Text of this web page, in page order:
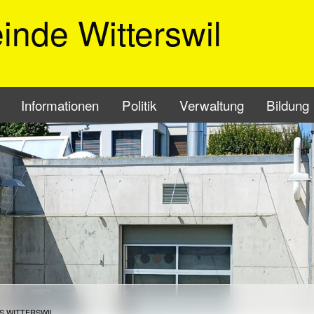
Witterswil
Informationen Politik Verwaltung Bildung